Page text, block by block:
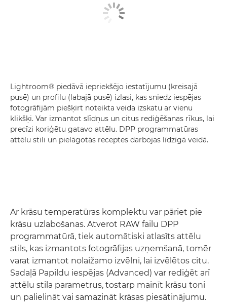
Lightroom® piedāvā iepriekšējo iestatījumu (kreisajā
pusē) un profilu (labajā pusē) izlasi, kas sniedz iespējas
fotogrāfijām piešķirt noteikta veida izskatu ar vienu
klikšķi. Var izmantot slīdņus un citus rediģēšanas rīkus, lai
precīzi koriģētu gatavo attēlu. DPP programmatūras
attēlu stili un pielāgotās receptes darbojas līdzīgā veidā.
Ar krāsu temperatūras komplektu var pāriet pie
krāsu uzlabošanas. Atverot RAW failu DPP
programmatūrā, tiek automātiski atlasīts attēlu
stils, kas izmantots fotogrāfijas uzņemšanā, tomēr
varat izmantot nolaižamo izvēlni, lai izvēlētos citu.
Sadaļā Papildu iespējas (Advanced) var rediģēt arī
attēlu stila parametrus, tostarp mainīt krāsu toni
un palielināt vai samazināt krāsas piesātinājumu.